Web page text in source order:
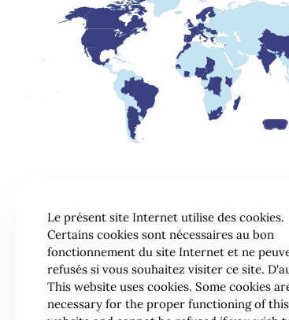
Le présent site Internet utilise des cookies.
Certains cookies sont nécessaires au bon
fonctionnement du site Internet et ne
refusés si vous souhaitez visiter ce site.
This website uses cookies. Some cookies
necessary for the proper functioning of this